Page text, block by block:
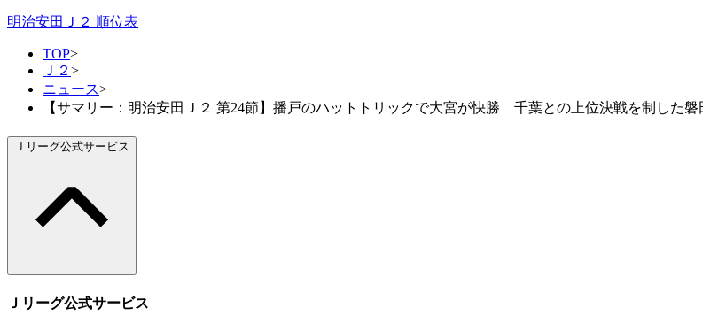
明治安田Ｊ２ 順位表
TOP>
Ｊ２ >
ニュース>
【サマリー：明治安田Ｊ２ 第24節】播戸のハットトリックで大宮が快勝 千葉との上位決戦を制した磐
Ｊリーグ公式サービス
Ｊリーグ公式サービス